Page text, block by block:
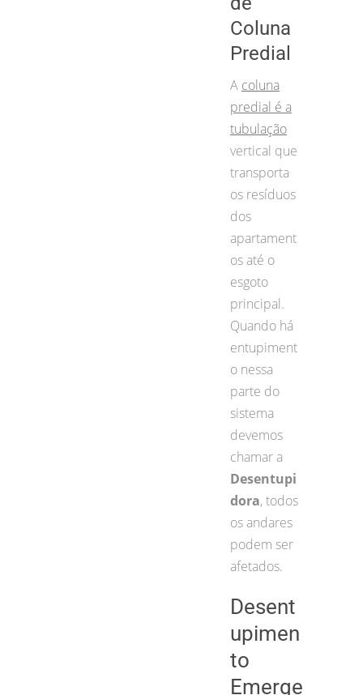
Coluna
Predial
A coluna
predial é a
tubulação
vertical que
transporta
os resíduos
dos
apartament
os até o
esgoto
principal.
Quando há
entupiment
o nessa
parte do
sistema
devemos
chamar a
Desentupi
dora, todos
os andares
podem ser
afetados.
Desent
upimen
to
Emerge